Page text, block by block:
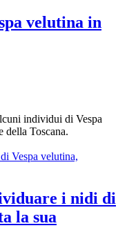
velutina in
individui di Vespa
della Toscana.
i nidi di
la sua